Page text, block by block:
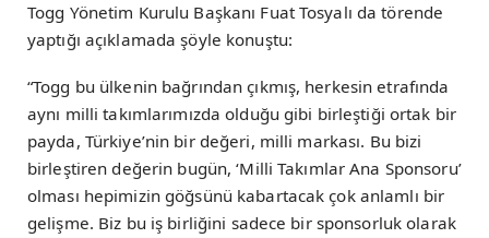
Togg Yönetim Kurulu Başkanı Fuat Tosyalı da törende
yaptığı açıklamada şöyle konuştu:
“Togg bu ülkenin bağrından çıkmış, herkesin etrafında
aynı milli takımlarımızda olduğu gibi birleştiği ortak bir
payda, Türkiye’nin bir değeri, milli markası. Bu bizi
birleştiren değerin bugün, ‘Milli Takımlar Ana Sponsoru’
olması hepimizin göğsünü kabartacak çok anlamlı bir
gelişme. Biz bu iş birliğini sadece bir sponsorluk olarak